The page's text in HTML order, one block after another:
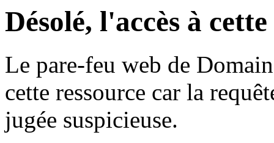
Désolé, l'accès à
Le pare-feu web de
cette ressource car la
jugée suspicieuse.